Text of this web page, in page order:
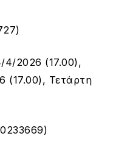
)
2026 (17.00),
(17.00), Τετάρτη
)